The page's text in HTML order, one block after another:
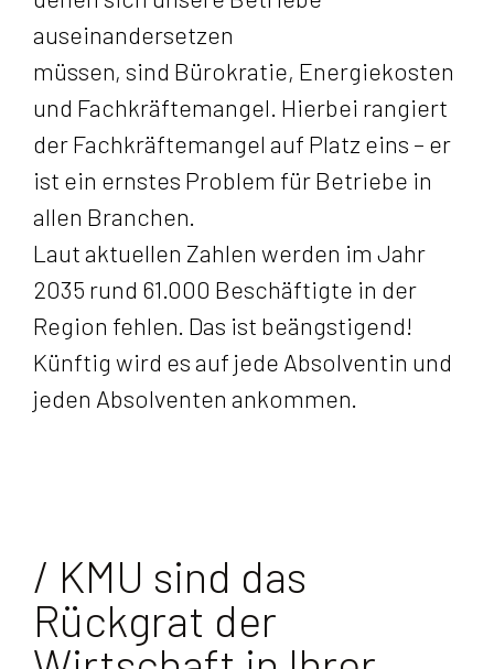
auseinandersetzen
müssen, sind Bürokratie, Energiekosten
und Fachkräftemangel. Hierbei rangiert
der Fachkräftemangel auf Platz eins – er
ist ein ernstes Problem für Betriebe in
allen Branchen.
Laut aktuellen Zahlen werden im Jahr
2035 rund 61.000 Beschäftigte in der
Region fehlen. Das ist beängstigend!
Künftig wird es auf jede Absolventin und
jeden Absolventen ankommen.
/ KMU sind das
Rückgrat der